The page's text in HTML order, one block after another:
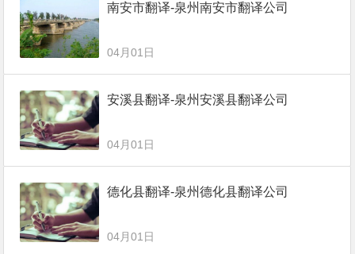
南安市翻译-泉州南安市翻译公司
04月01日
安溪县翻译-泉州安溪县翻译公司
04月01日
德化县翻译-泉州德化县翻译公司
04月01日